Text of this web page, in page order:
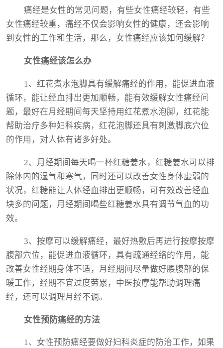
痛经是女性的常见问题，有些女性痛经较轻，有些
女性痛经较重，痛经不仅会影响女性的健康，还会影响
到女性的工作和生活，那么，女性痛经应该如何缓解？
女性痛经该怎么办
1、红花煮水泡脚具有缓解痛经的作用，能促进血液
循环，能让经血排出更加顺畅，能有效缓解女性痛经问
题，最好在月经期间每天坚持用红花煮水泡脚，红花能
帮助治疗多种妇科疾病，红花泡脚还具有刺激脚底穴位
的作用，对人体有诸多好处。
2、月经期间每天喝一杯红糖姜水，红糖姜水可以排
除体内的湿气和寒气，同时还可以改善女性身体虚弱的
状况，红糖能让人体经血排出更顺畅，可有效改善经血
块多的问题，月经期间喝些红糖姜水具有调节气血的功
效。
3、按摩可以缓解痛经，最好热敷后再进行按摩按摩
腹部穴位，能促进血液循环，具有疏通经络的作用，能
改善女性经期身体不适，月经期间尽量做好腰腹部的保
暖工作，经期不宜过度劳累，中医按摩能帮助调理痛
经，还可以调理月经不调。
女性预防痛经的方法
1、女性预防痛经要做好妇科炎症的防治工作，如果